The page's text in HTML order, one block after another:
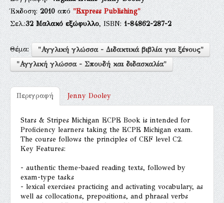
Έκδοση:2010από"Express Publishing"
Σελ.:32 Μαλακό εξώφυλλο, ISBN:1-84862-287-2
Θέμα:
"Αγγλική γλώσσα - Διδακτικά βιβλία για ξένους"
"Αγγλική γλώσσα - Σπουδή και διδασκαλία"
Περιγραφή Jenny Dooley
Stars & Stripes Michigan ECPE Book is intended for
Proficiency learners taking the ECPE Michigan exam.
The course follows the principles of CEF level C2.
Key Features:
- authentic theme-based reading texts, followed by
exam-type tasks
- lexical exercises practicing and activating vocabulary, as
well as collocations, prepositions, and phrasal verbs